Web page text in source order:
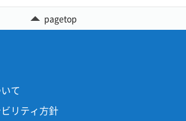
pagetop
て
リティ方針